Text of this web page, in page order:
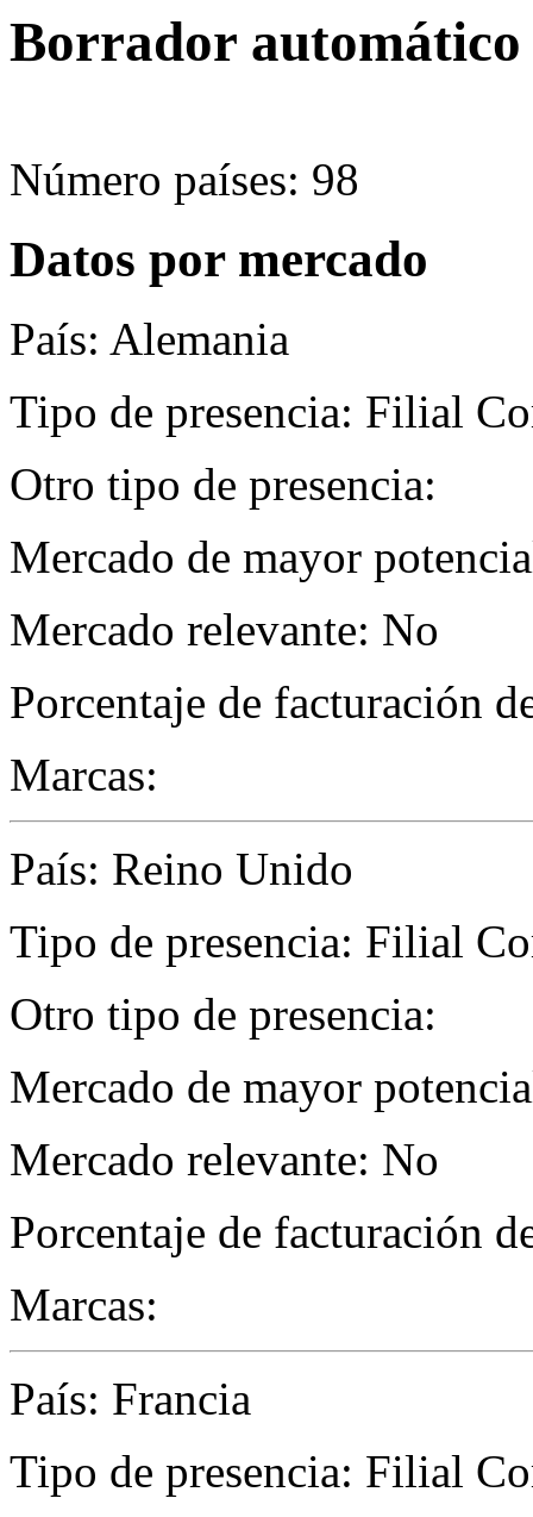
Borrador automático
Número países: 98
Datos por mercado
País: Alemania
Tipo de presencia: Filial
Otro tipo de presencia:
Mercado de mayor
Mercado relevante: No
Porcentaje de facturación
Marcas:
País: Reino Unido
Tipo de presencia: Filial
Otro tipo de presencia:
Mercado de mayor
Mercado relevante: No
Porcentaje de facturación
Marcas:
País: Francia
Tipo de presencia: Filial